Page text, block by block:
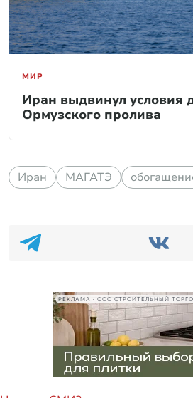
МИР
Иран выдвинул условия
Ормузского пролива
Иран МАГАТЭ